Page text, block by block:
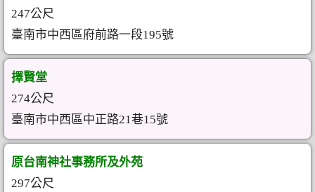
247公尺
臺南市中西區府前路一段195號
擇賢堂
274公尺
臺南市中西區中正路21巷15號
原台南神社事務所及外苑
297公尺